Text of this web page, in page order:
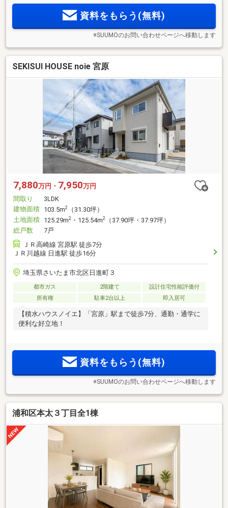
資料をもらう(無料)
※SUUMOのお問い合わせページへ移動します
SEKISUI HOUSE noie 宮原
7,880万円・ 7,950万円
間取り
3LDK
建物面積 103.5m2
（31.30坪）
土地面積 125.29m2 ・125.54m2
（37.90坪・37.97坪）
総戸数
7戸
ＪＲ高崎線 宮原駅 徒歩7分
ＪＲ川越線 日進駅 徒歩16分
埼玉県さいたま市北区日進町３
都市ガス 2階建て
設計住宅性能評価付
所有権
駐車2台以上 即入居可
【積水ハウスノイエ】「宮原」駅まで徒歩7分、通勤・通学に
便利な好立地！
資料をもらう(無料)
※SUUMOのお問い合わせページへ移動します
浦和区本太３丁目全1棟